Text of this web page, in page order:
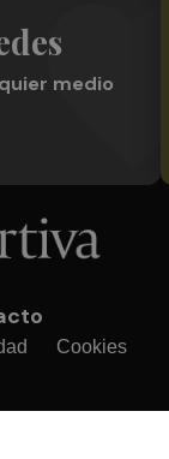
medio
Cookies